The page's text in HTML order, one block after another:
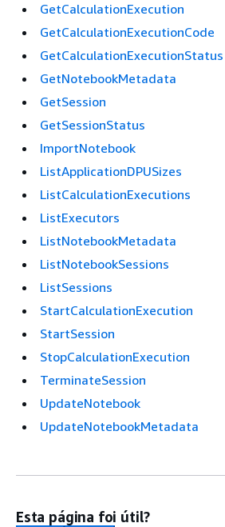
GetCalculationExecution
GetCalculationExecutionCode
GetCalculationExecutionStatus
GetNotebookMetadata
GetSession
GetSessionStatus
ImportNotebook
ListApplicationDPUSizes
ListCalculationExecutions
ListExecutors
ListNotebookMetadata
ListNotebookSessions
ListSessions
StartCalculationExecution
StartSession
StopCalculationExecution
TerminateSession
UpdateNotebook
UpdateNotebookMetadata
Esta página foi útil?